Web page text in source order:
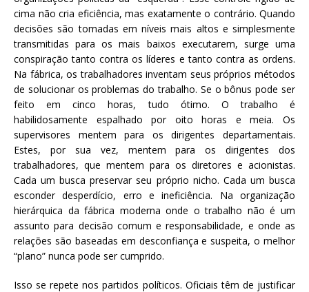
cima não cria eficiência, mas exatamente o contrário. Quando
decisões são tomadas em níveis mais altos e simplesmente
transmitidas para os mais baixos executarem, surge uma
conspiração tanto contra os líderes e tanto contra as ordens.
Na fábrica, os trabalhadores inventam seus próprios métodos
de solucionar os problemas do trabalho. Se o bônus pode ser
feito em cinco horas, tudo ótimo. O trabalho é
habilidosamente espalhado por oito horas e meia. Os
supervisores mentem para os dirigentes departamentais.
Estes, por sua vez, mentem para os dirigentes dos
trabalhadores, que mentem para os diretores e acionistas.
Cada um busca preservar seu próprio nicho. Cada um busca
esconder desperdício, erro e ineficiência. Na organização
hierárquica da fábrica moderna onde o trabalho não é um
assunto para decisão comum e responsabilidade, e onde as
relações são baseadas em desconfiança e suspeita, o melhor
“plano” nunca pode ser cumprido.
Isso se repete nos partidos políticos. Oficiais têm de justificar